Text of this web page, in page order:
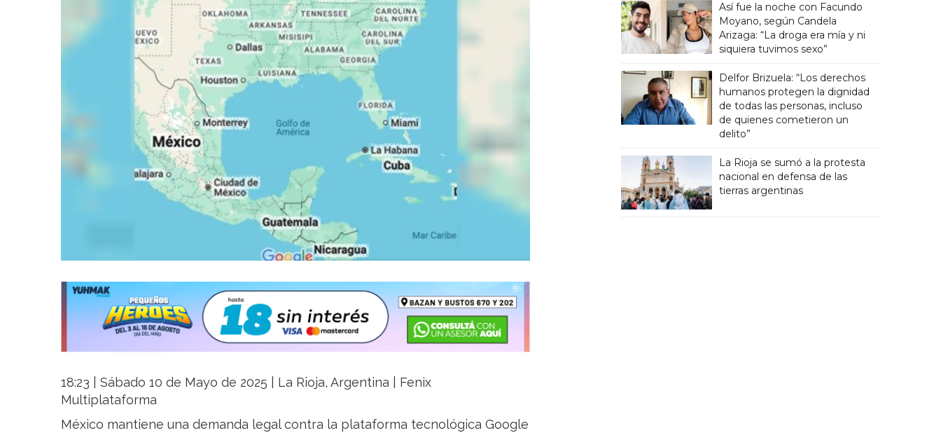
18:23 | Sábado 10 de Mayo de 2025 | La Rioja, Argentina | Fenix
Multiplataforma
México mantiene una demanda legal contra la plataforma tecnológica Google
Así fue la noche con Facundo
Moyano, según Candela
Arizaga: “La droga era mía y ni
siquiera tuvimos sexo”
Delfor Brizuela: “Los derechos
humanos protegen la dignidad
de todas las personas, incluso
de quienes cometieron un
delito”
La Rioja se sumó a la protesta
nacional en defensa de las
tierras argentinas